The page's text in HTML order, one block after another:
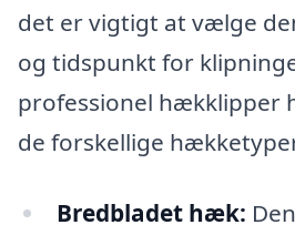
det er vigtigt at vælge
og tidspunkt for
professionel hækklipper
de forskellige
Bredbladet hæk: